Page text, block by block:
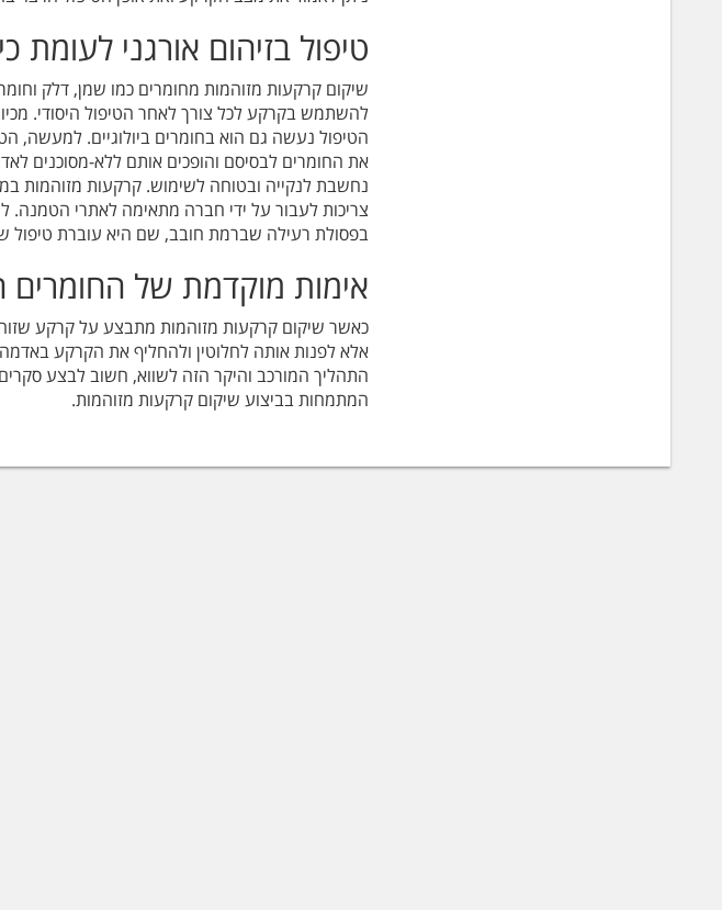
טיפול בזיהום אורגני לעומת
שיקום קרקעות מזוהמות מחומרים כמו שמן, דלק
להשתמש בקרקע לכל צורך לאחר הטיפול היסודי.
הטיפול נעשה גם הוא בחומרים ביולוגיים. למעשה,
את החומרים לבסיסם והופכים אותם ללא-מסוכנים
נחשבת לנקייה ובטוחה לשימוש. קרקעות מזוהמות
צריכות לעבור על ידי חברה מתאימה לאתרי
בפסולת רעילה שברמת חובב, שם היא עוברת טיפול
אימות מוקדמת של החומרים
כאשר שיקום קרקעות מזוהמות מתבצע על קרקע
אלא לפנות אותה לחלוטין ולהחליף את הקרקע
התהליך המורכב והיקר הזה לשווא, חשוב לבצע
המתמחות בביצוע שיקום קרקעות מזוהמות.